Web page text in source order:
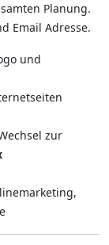
Planung.
Email Adresse.
und
echsel zur